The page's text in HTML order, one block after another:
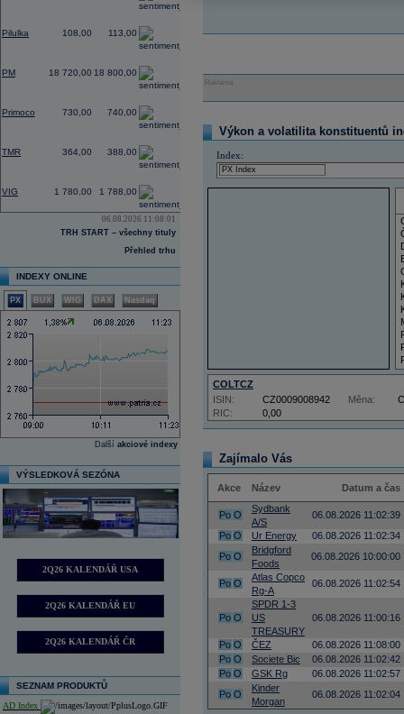
Pilulka 108,00 113,00
PM 18 720,00 18 800,00
Primoco 730,00 740,00
1,37
TMR 364,00 388,00
0,00
VIG 1 780,00 1 788,00
06.08.2026 11:08:01
TRH START – všechny tituly
Přehled trhu
INDEXY ONLINE
PX BUX WIG DAX Nasdaq
Další akciové indexy
VÝSLEDKOVÁ SEZÓNA
2Q26 KALENDÁŘ USA
2Q26 KALENDÁŘ EU
2Q26 KALENDÁŘ ČR
SEZNAM PRODUKTŮ
AD Index
Reklama
Výkon a volatilita konstituentů
Index:
COLTCZ
RIC: 0,00
ISIN: CZ0009008942 Měna:
Zajímalo Vás
Akce Název Datum a čas
Po O
Sydbank
A/S
06.08.2026 11:02:39
Po O Ur Energy
06.08.2026 11:02:34
Po O
Bridgford
Foods
06.08.2026 10:00:00
Po O
Atlas Copco
Rg-A
06.08.2026 11:02:54
Po O
SPDR 1-3
US
TREASURY
06.08.2026 11:00:16
Po O ČEZ
06.08.2026 11:08:00
Po O Societe Bic
06.08.2026 11:02:42
Po O GSK Rg
06.08.2026 11:02:57
Po O
Kinder
Morgan
06.08.2026 11:02:04